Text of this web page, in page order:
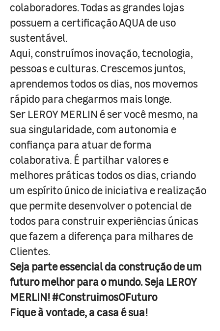
colaboradores. Todas as grandes lojas
possuem a certificação AQUA de uso
sustentável.
Aqui, construímos inovação, tecnologia,
pessoas e culturas. Crescemos juntos,
aprendemos todos os dias, nos movemos
rápido para chegarmos mais longe.
Ser LEROY MERLIN é ser você mesmo, na
sua singularidade, com autonomia e
confiança para atuar de forma
colaborativa. É partilhar valores e
melhores práticas todos os dias, criando
um espírito único de iniciativa e realização
que permite desenvolver o potencial de
todos para construir experiências únicas
que fazem a diferença para milhares de
Clientes.
Seja parte essencial da construção de um
futuro melhor para o mundo. Seja LEROY
MERLIN! #ConstruimosOFuturo
Fique à vontade, a casa é sua!